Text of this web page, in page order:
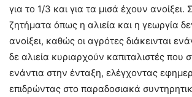
για το 1/3 και για τα μισά έχουν ανοίξει.
ζητήματα όπως η αλιεία και η γεωργία
ανοίξει, καθώς οι αγρότες διάκεινται
δε αλιεία κυριαρχούν καπιταλιστές που
ενάντια στην ένταξη, ελέγχοντας
επιδρώντας στο παραδοσιακά